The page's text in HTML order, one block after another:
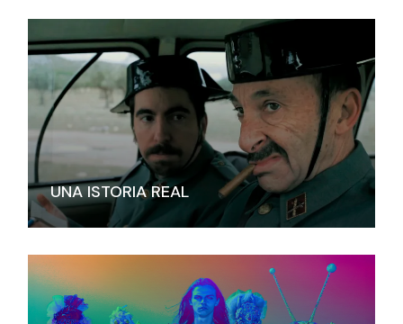
UNA ISTORIA REAL